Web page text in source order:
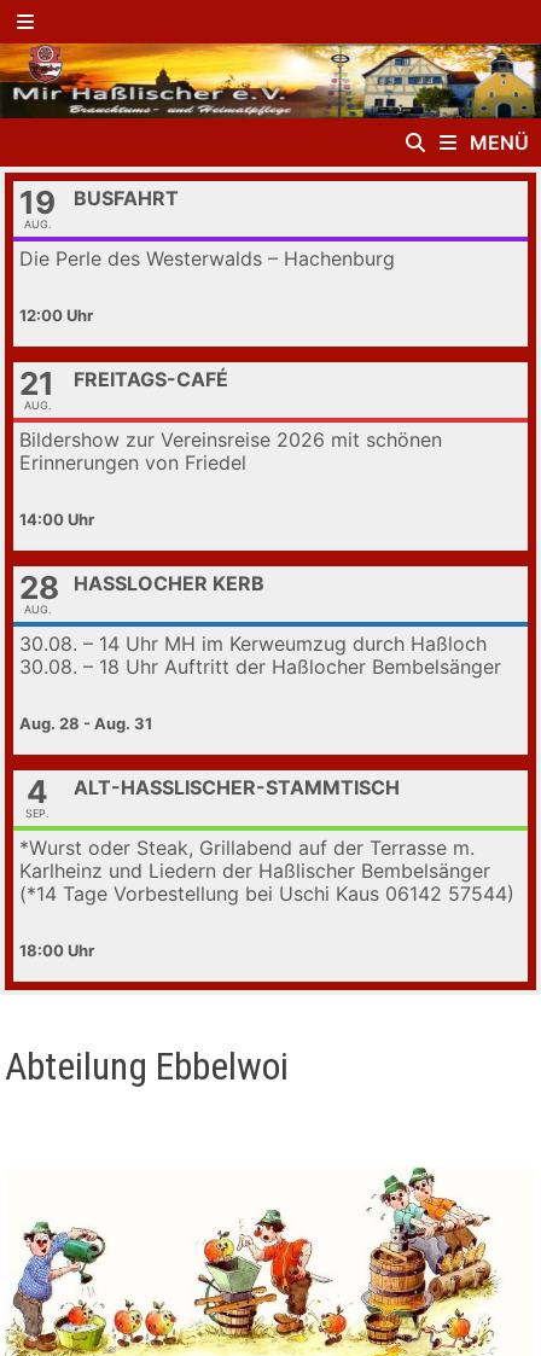
Zurück
zum
InhaltMENÜ
MENÜ
19
AUG.
BUSFAHRT
Die Perle des Westerwalds – Hachenburg
12:00
21
AUG.
FREITAGS-CAFÉ
Bildershow zur Vereinsreise 2026 mit schönen
Erinnerungen von Friedel
14:00
28
AUG.
HASSLOCHER KERB
30.08. – 14 Uhr MH im Kerweumzug durch Haßloch
30.08. – 18 Uhr Auftritt der Haßlocher Bembelsänger
Aug. 28 - Aug. 31
4
SEP.
ALT-HASSLISCHER-STAMMTISCH
*Wurst oder Steak, Grillabend auf der Terrasse m.
Karlheinz und Liedern der Haßlischer Bembelsänger
(*14 Tage Vorbestellung bei Uschi Kaus 06142 57544)
18:00
Abteilung Ebbelwoi